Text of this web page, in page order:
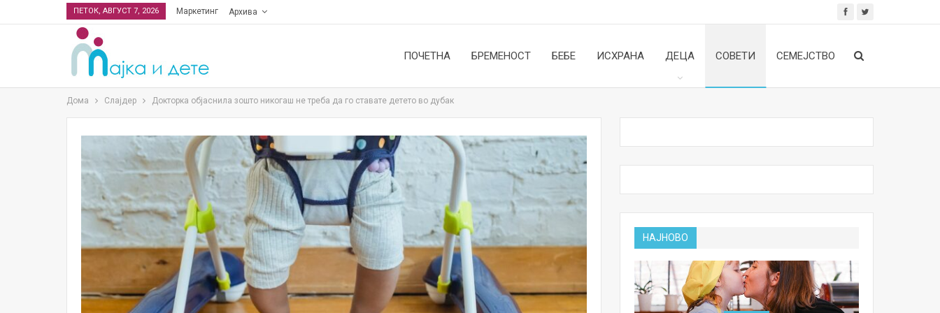
ПЕТОК, АВГУСТ 7, 2026 Маркетинг Архива
ПОЧЕТНА БРЕМЕНОСТ БЕБЕ ИСХРАНА ДЕЦА СОВЕТИ СЕМЕЈСТВО
Дома Слајдер Докторка објаснила зошто никогаш не треба да го ставате детето во дубак
НАЈНОВО
НОВОСТИ